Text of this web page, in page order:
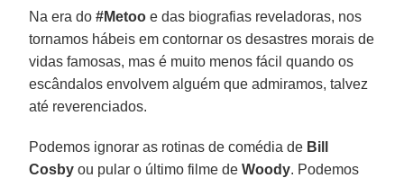
Na era do#Metoo e das biografias reveladoras, nos
tornamos hábeis em contornar os desastres morais de
vidas famosas, mas é muito menos fácil quando os
escândalos envolvem alguém que admiramos, talvez
até reverenciados.
Podemos ignorar as rotinas de comédia de Bill
Cosby ou pular o último filme deWoody. Podemos